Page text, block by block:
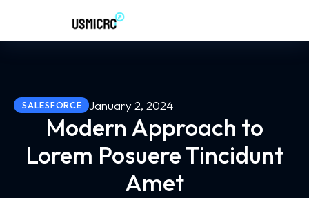
SALESFORCE January 2, 2024
Modern Approach to
Lorem Posuere Tincidunt
Amet